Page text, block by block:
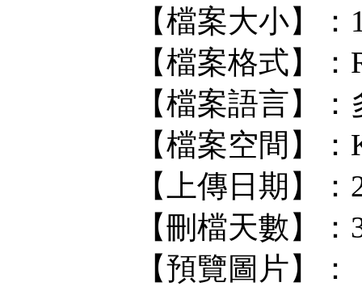
【檔案大小】：
【檔案格式】：
【檔案語言】
【檔案空間】
【上傳日期】：
【刪檔天數】
【預覽圖片】：